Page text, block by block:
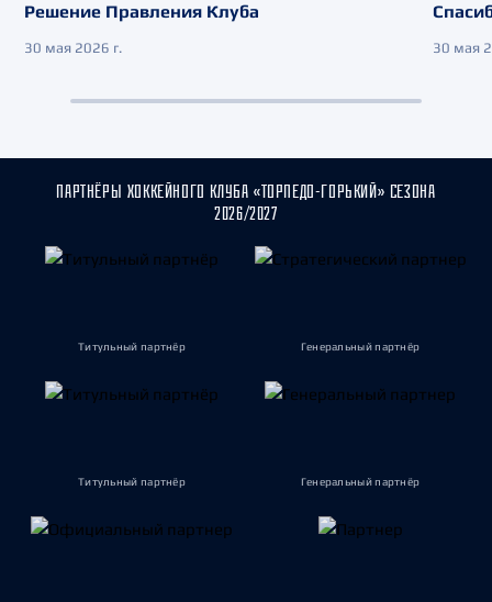
Решение Правления Клуба
30 мая 2026 г. 30 мая
ПАРТНЁРЫ ХОККЕЙНОГО КЛУБА «ТОРПЕДО-ГОРЬКИЙ» СЕЗОНА
2026/2027
Титульный партнёр Генеральный партнёр
Титульный партнёр Генеральный партнёр